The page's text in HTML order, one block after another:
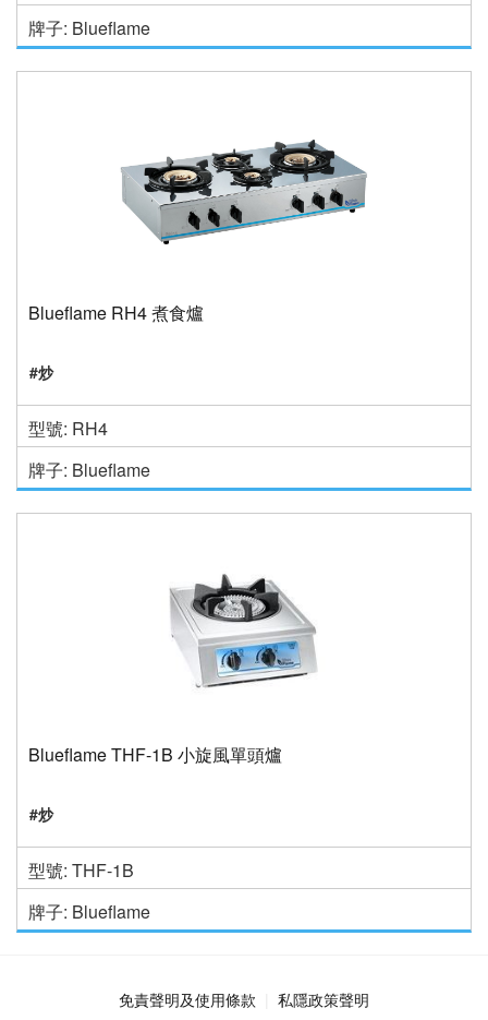
牌子: Blueflame
Blueflame RH4 煮食爐
#炒
型號: RH4
牌子: Blueflame
Blueflame THF-1B 小旋風單頭爐
#炒
型號: THF-1B
牌子: Blueflame
免責聲明及使用條款 私隱政策聲明